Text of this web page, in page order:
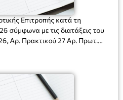
Επιτροπής κατά τη
Αρ. Πρακτικού 27 Αρ. Πρωτ.